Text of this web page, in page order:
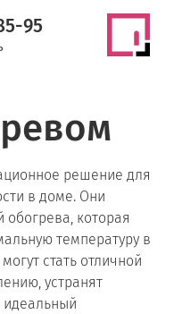
95
решение для
в доме. Они
которая
температуру в
стать отличной
устранят
идеальный